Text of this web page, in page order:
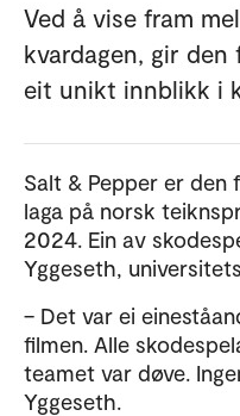
Ved å vise fram
kvardagen, gir den
eit unikt innblikk i
Salt & Pepper er den
laga på norsk
2024. Ein av
Yggeseth,
– Det var ei
filmen. Alle
teamet var døve.
Yggeseth.